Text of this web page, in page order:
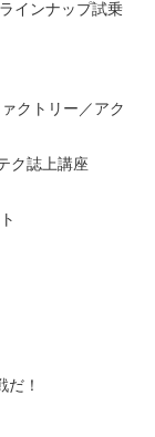
インナップ試乗
クトリー／アク
ク誌上講座
！